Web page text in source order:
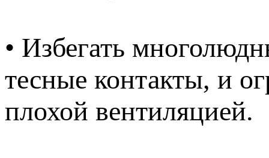
• Избегать
тесные контакты, и
плохой вентиляцией.